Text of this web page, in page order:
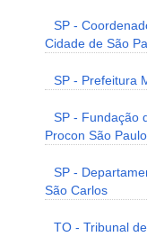
SP -
Cidade de São
SP - Prefeitura
SP - Fundação
Procon São Paulo
SP -
São Carlos
TO - Tribunal